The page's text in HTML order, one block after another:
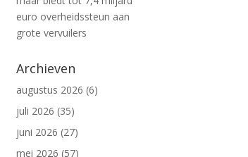
euro overheidssteun aan
grote vervuilers
Archieven
augustus 2026 (6)
juli 2026 (35)
juni 2026 (27)
mei 2026 (57)